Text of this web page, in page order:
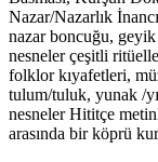
Nazar/Nazarlık
nazar boncuğu, geyik
nesneler çeşitli
folklor kıyafetleri,
tulum/tuluk, yunak /
nesneler Hititçe
arasında bir köprü